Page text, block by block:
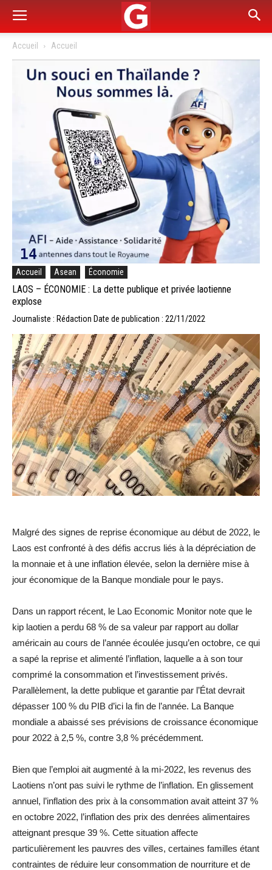
Accueil Accueil
Accueil Asean Économie
LAOS – ÉCONOMIE : La dette publique et privée laotienne
explose
Journaliste : Rédaction Date de publication : 22/11/2022
Malgré des signes de reprise économique au début de 2022, le
Laos est confronté à des défis accrus liés à la dépréciation de
la monnaie et à une inflation élevée, selon la dernière mise à
jour économique de la Banque mondiale pour le pays.
Dans un rapport récent, le Lao Economic Monitor note que le
kip laotien a perdu 68 % de sa valeur par rapport au dollar
américain au cours de l’année écoulée jusqu’en octobre, ce qui
a sapé la reprise et alimenté l’inflation, laquelle a à son tour
comprimé la consommation et l’investissement privés.
Parallèlement, la dette publique et garantie par l’État devrait
dépasser 100 % du PIB d’ici la fin de l’année. La Banque
mondiale a abaissé ses prévisions de croissance économique
pour 2022 à 2,5 %, contre 3,8 % précédemment.
Bien que l’emploi ait augmenté à la mi-2022, les revenus des
Laotiens n’ont pas suivi le rythme de l’inflation. En glissement
annuel, l’inflation des prix à la consommation avait atteint 37 %
en octobre 2022, l’inflation des prix des denrées alimentaires
atteignant presque 39 %. Cette situation affecte
particulièrement les pauvres des villes, certaines familles étant
contraintes de réduire leur consommation de nourriture et de